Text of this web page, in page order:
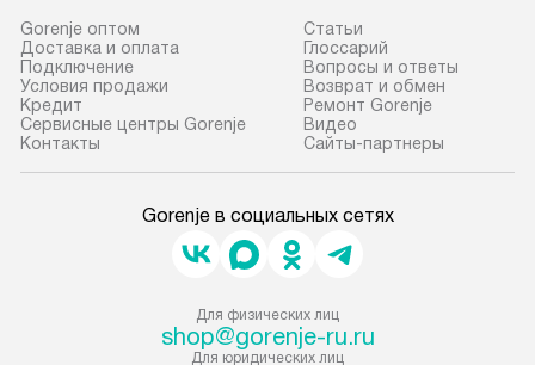
Gorenje оптом
Доставка и оплата
Подключение
Условия продажи
Кредит
Сервисные центры Gorenje
Контакты
Cтатьи
Глоссарий
Вопросы и ответы
Возврат и обмен
Ремонт Gorenje
Видео
Сайты-партнеры
Gorenje в социальных сетях
Для физических лиц
shop@gorenje-ru.ru
Для юридических лиц